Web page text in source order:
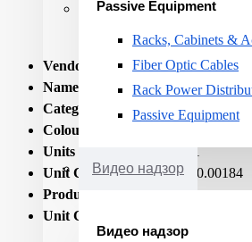
Passive Equipment
Racks, Cabinets &
Fiber Optic Cables
Rack Power
Passive Equipment
Видео надзор
Видео надзор
Proximity Card User
Vendor Homepage:www.apc.com/
Name:
RACK ENCLOSURE
Category Code:RCA
Colour:
Units per Shipping Box:
1
Unit Calculated Volume:
0.00184
Product Net Weight:
Unit Calculated Weight: